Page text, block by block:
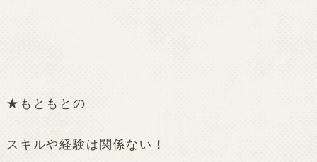
★もともとの
スキルや経験は関係ない！